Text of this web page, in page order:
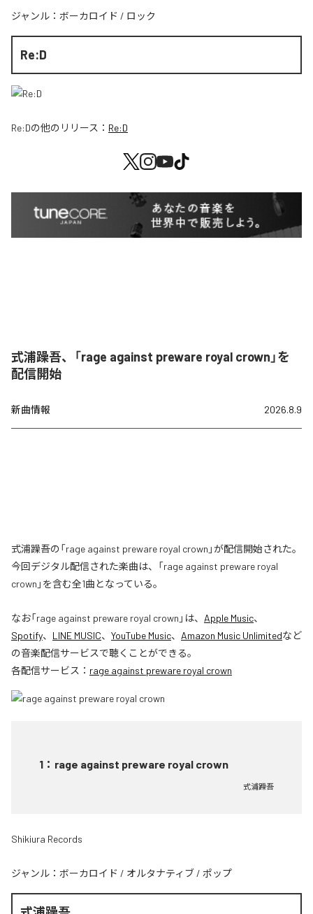
ジャンル： ボーカロイド / ロック
Re:D
Re:Dの他のリリース： Re:D
式浦躁吾、「rage against preware royal crown」を
配信開始
新曲情報 2026.8.9
式浦躁吾の「rage against preware royal crown」が配信開始された。
今回デジタル配信された楽曲は、「rage against preware royal
crown」を含む全1曲となっている。
なお「rage against preware royal crown 」は、 Apple Music、
Spotify、 LINE MUSIC、 YouTube Music、 Amazon Music Unlimitedなど
の音楽配信サービスで聴くことができる。
各配信サービス： rage against preware royal crown
1 ： rage against preware royal crown
式浦躁吾
Shikiura Records
ジャンル： ボーカロイド / オルタナティブ / ポップ